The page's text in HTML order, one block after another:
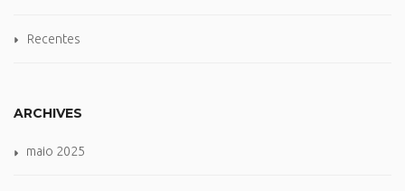
Recentes
ARCHIVES
maio 2025